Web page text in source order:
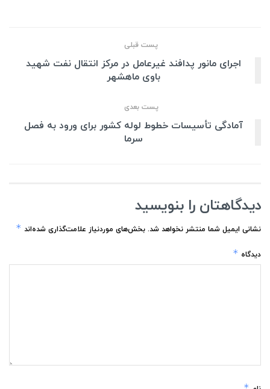
پست قبلی
اجرای مانور پدافند غیرعامل در مرکز انتقال نفت شهید
باوی ماهشهر
پست بعدی
آمادگی تأسیسات خطوط لوله کشور برای ورود به فصل
سرما
دیدگاهتان را بنویسید
نشانی ایمیل شما منتشر نخواهد شد. بخش‌های موردنیاز علامت‌گذاری شده‌اند *
دیدگاه *